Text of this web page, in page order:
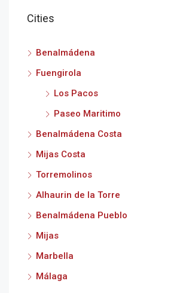
Cities
Benalmádena
Fuengirola
Los Pacos
Paseo Maritimo
Benalmádena Costa
Mijas Costa
Torremolinos
Alhaurin de la Torre
Benalmádena Pueblo
Mijas
Marbella
Málaga